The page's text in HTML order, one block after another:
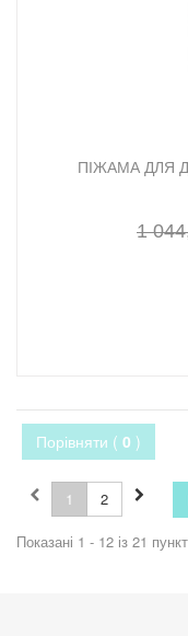
ПІЖАМА ДЛЯ
1
Порівняти ( 0 )
1 2
Показані 1 - 12 із 21